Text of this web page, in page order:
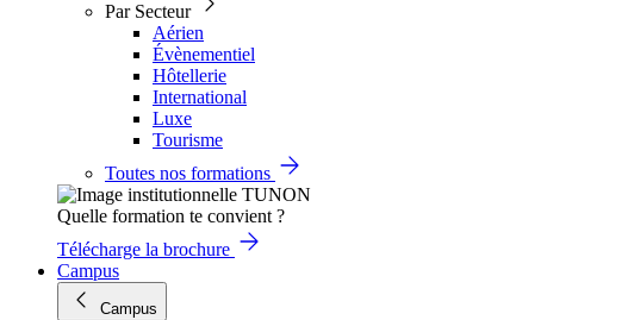
Par Secteur
Aérien
Évènementiel
Hôtellerie
International
Luxe
Tourisme
Toutes nos formations
Quelle formation te convient ?
Télécharge la brochure
Campus
Campus